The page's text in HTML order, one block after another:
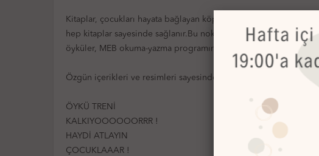
Kitaplar, çocukları hayata bağlayan köprülerin başında gelir.Dil
hep kitaplar sayesinde sağlanır.Bu noktadan hareketle, öğretmen
öyküler, MEB okuma-yazma programına uygun olarak
Özgün içerikleri ve resimleri sayesinde çocuklar, hayallerinde
ÖYKÜ TRENİ
KALKIYOOOOOORRR !
HAYDİ ATLAYIN
ÇOCUKLAAAR !